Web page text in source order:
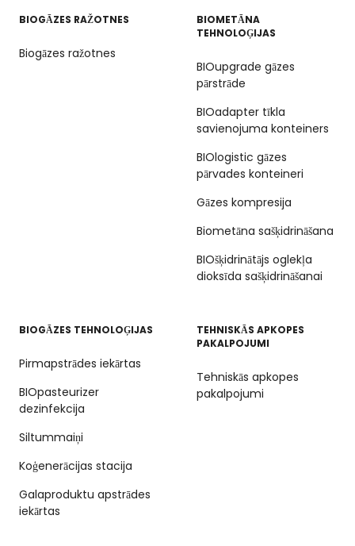
BIOGĀZES RAŽOTNES
Biogāzes ražotnes
BIOMETĀNA
TEHNOLOĢIJAS
BIOupgrade gāzes
pārstrāde
BIOadapter tīkla
savienojuma konteiners
BIOlogistic gāzes
pārvades konteineri
Gāzes kompresija
Biometāna sašķidrināšana
BIOšķidrinātājs oglekļa
dioksīda sašķidrināšanai
BIOGĀZES TEHNOLOĢIJAS
Pirmapstrādes iekārtas
BIOpasteurizer
dezinfekcija
Siltummaiņi
Koģenerācijas stacija
Galaproduktu apstrādes
iekārtas
TEHNISKĀS APKOPES
PAKALPOJUMI
Tehniskās apkopes
pakalpojumi